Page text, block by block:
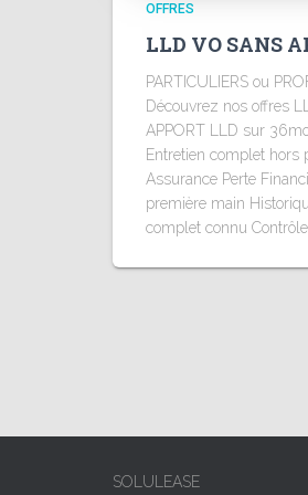
OFFRES
LLD VO SANS
PARTICULIERS ou
Découvrez nos offres
APPORT LLD sur
Entretien complet hors
Assurance Perte
première main
complet connu
SOLULEASE